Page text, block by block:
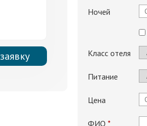
Ночей
Класс отеля
Питание
Цена
ФИО *